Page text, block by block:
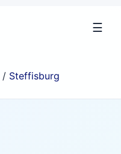
☰
/ Steffisburg